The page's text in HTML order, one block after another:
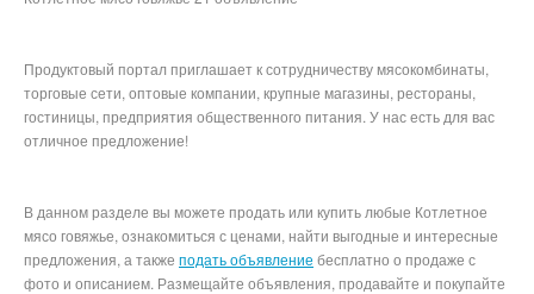
Продуктовый портал приглашает к сотрудничеству мясокомбинаты,
торговые сети, оптовые компании, крупные магазины, рестораны,
гостиницы, предприятия общественного питания. У нас есть для вас
отличное предложение!
В данном разделе вы можете продать или купить любые Котлетное
мясо говяжье, ознакомиться с ценами, найти выгодные и интересные
предложения, а также подать объявление бесплатно о продаже с
фото и описанием. Размещайте объявления, продавайте и покупайте